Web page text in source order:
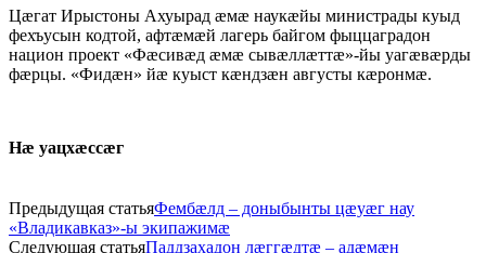
Цæгат Ирыстоны Ахуырад æмæ наукæйы министрады куыд
фехъусын кодтой, афтæмæй лагерь байгом фыццаградон
национ проект «Фæсивæд æмæ сывæллæттæ»-йы уагæвæрды
фæрцы. «Фидæн» йæ куыст кæндзæн августы кæронмæ.
Нæ уацхæссæг
Предыдущая статьяФембæлд – доныбынты цæуæг нау
«Владикавказ»-ы экипажимæ
Следующая статьяПаддзахадон лæггæдтæ – адæмæн